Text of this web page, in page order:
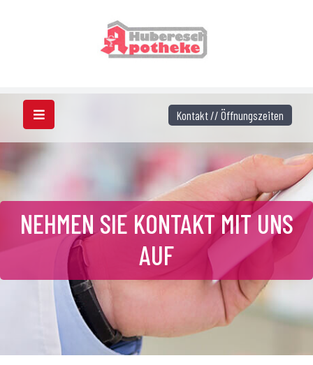
NEHMEN SIE KONTAKT MIT UNS
AUF
Kontakt // Öffnungszeiten